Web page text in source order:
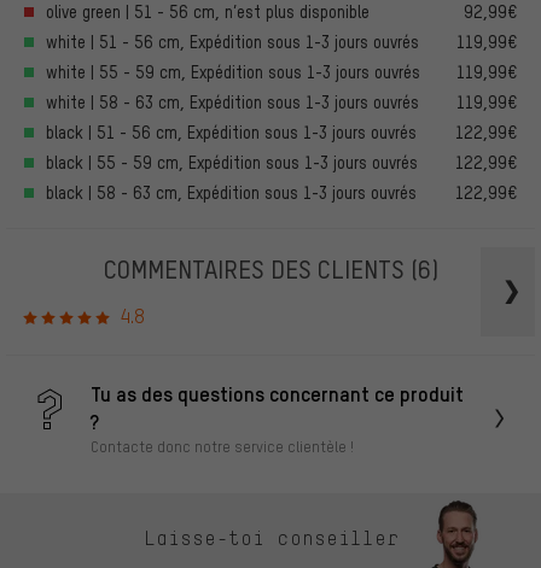
olive green | 51 - 56 cm, n’est plus disponible
92,99€
white | 51 - 56 cm, Expédition sous 1-3 jours ouvrés
119,99€
white | 55 - 59 cm, Expédition sous 1-3 jours ouvrés
119,99€
white | 58 - 63 cm, Expédition sous 1-3 jours ouvrés
119,99€
black | 51 - 56 cm, Expédition sous 1-3 jours ouvrés
122,99€
black | 55 - 59 cm, Expédition sous 1-3 jours ouvrés
122,99€
black | 58 - 63 cm, Expédition sous 1-3 jours ouvrés
122,99€
COMMENTAIRES DES CLIENTS (6)
4.8
Tu as des questions concernant ce produit
?
Contacte donc notre service clientèle !
Laisse-toi conseiller